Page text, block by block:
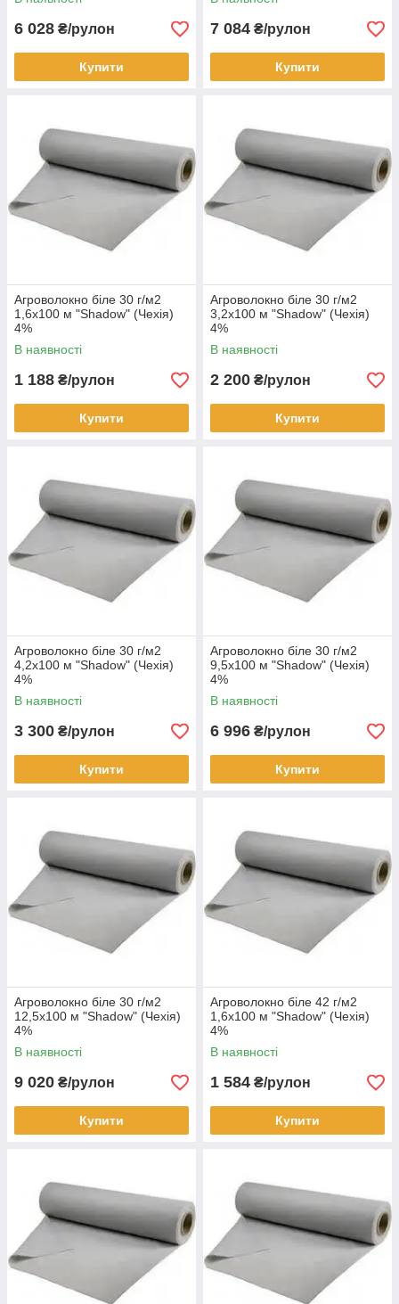
6 028 ₴/рулон
Купити
7 084 ₴/рулон
Купити
Агроволокно біле 30 г/м2
1,6х100 м "Shadow" (Чехія)
4%
В наявності
1 188 ₴/рулон
Купити
Агроволокно біле 30 г/м2
3,2х100 м "Shadow" (Чехія)
4%
В наявності
2 200 ₴/рулон
Купити
Агроволокно біле 30 г/м2
4,2х100 м "Shadow" (Чехія)
4%
В наявності
3 300 ₴/рулон
Купити
Агроволокно біле 30 г/м2
9,5х100 м "Shadow" (Чехія)
4%
В наявності
6 996 ₴/рулон
Купити
Агроволокно біле 30 г/м2
12,5х100 м "Shadow" (Чехія)
4%
В наявності
9 020 ₴/рулон
Купити
Агроволокно біле 42 г/м2
1,6х100 м "Shadow" (Чехія)
4%
В наявності
1 584 ₴/рулон
Купити